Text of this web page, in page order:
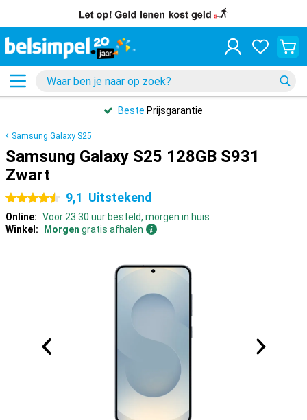
Beste Prijsgarantie
Samsung Galaxy S25
Samsung Galaxy S25 128GB S931
Zwart
4.5 sterren 9,1 Uitstekend
Online: Voor 23:30 uur besteld, morgen in huis
Winkel:
Morgen gratis afhalen